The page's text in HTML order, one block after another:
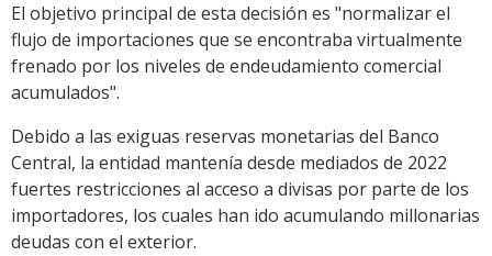
El objetivo principal de esta decisión es "normalizar el
flujo de importaciones que se encontraba virtualmente
frenado por los niveles de endeudamiento comercial
acumulados".
Debido a las exiguas reservas monetarias del Banco
Central, la entidad mantenía desde mediados de 2022
fuertes restricciones al acceso a divisas por parte de los
importadores, los cuales han ido acumulando millonarias
deudas con el exterior.